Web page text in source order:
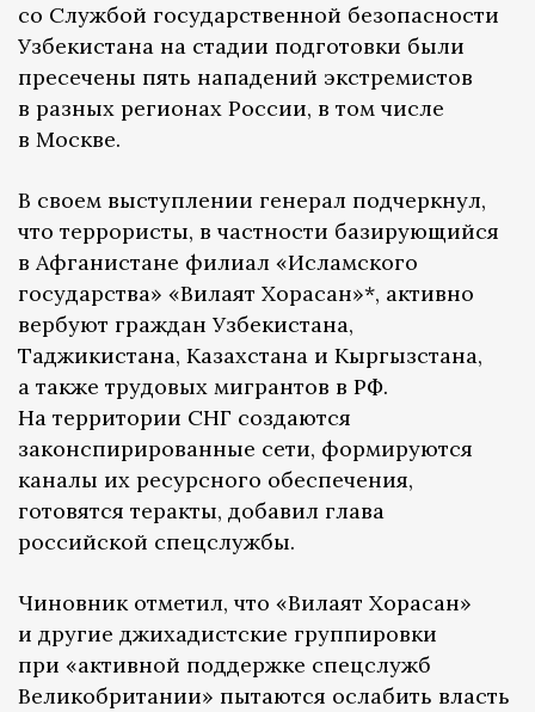
со Службой государственной безопасности
Узбекистана на стадии подготовки были
пресечены пять нападений экстремистов
в разных регионах России, в том числе
в Москве.
В своем выступлении генерал подчеркнул,
что террористы, в частности базирующийся
в Афганистане филиал «Исламского
государства» «Вилаят Хорасан»*, активно
вербуют граждан Узбекистана,
Таджикистана, Казахстана и Кыргызстана,
а также трудовых мигрантов в РФ.
На территории СНГ создаются
законспирированные сети, формируются
каналы их ресурсного обеспечения,
готовятся теракты, добавил глава
российской спецслужбы.
Чиновник отметил, что «Вилаят Хорасан»
и другие джихадистские группировки
при «активной поддержке спецслужб
Великобритании» пытаются ослабить власть